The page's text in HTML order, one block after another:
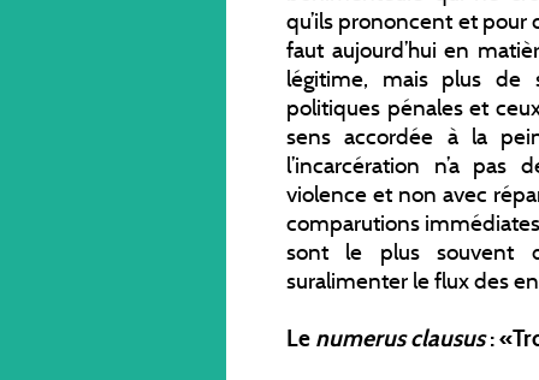
qu’ils prononcent et pour
faut aujourd’hui en
légitime, mais plus
politiques pénales et
sens accordée à la
l’incarcération n’a pas
violence et non avec
comparutions
sont le plus souvent
suralimenter le flux des
Le numerus clausus: